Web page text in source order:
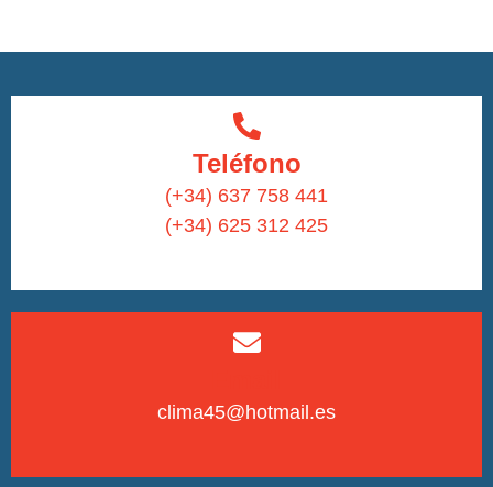
Teléfono
(+34) 637 758 441
(+34) 625 312 425
clima45@hotmail.es